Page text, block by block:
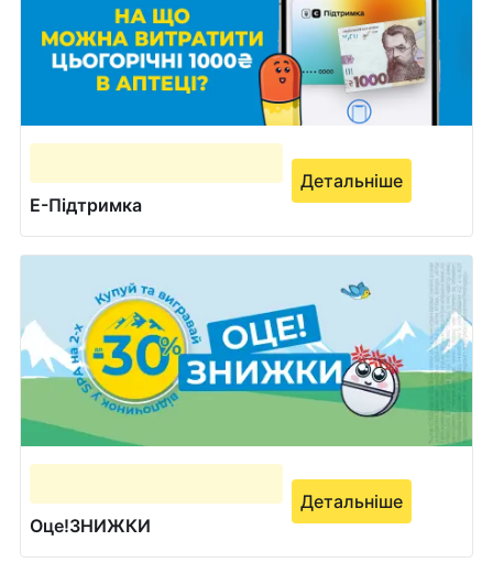
Е-Підтримка
Детальніше
Оце!ЗНИЖКИ
Детальніше